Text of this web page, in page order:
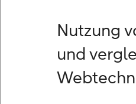
Water-Worlds
Millenniums-
Nutzung
und